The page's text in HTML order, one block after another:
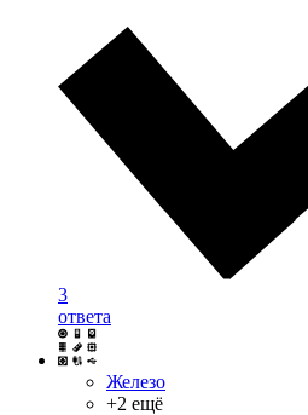
3
ответа
Железо
+2 ещё